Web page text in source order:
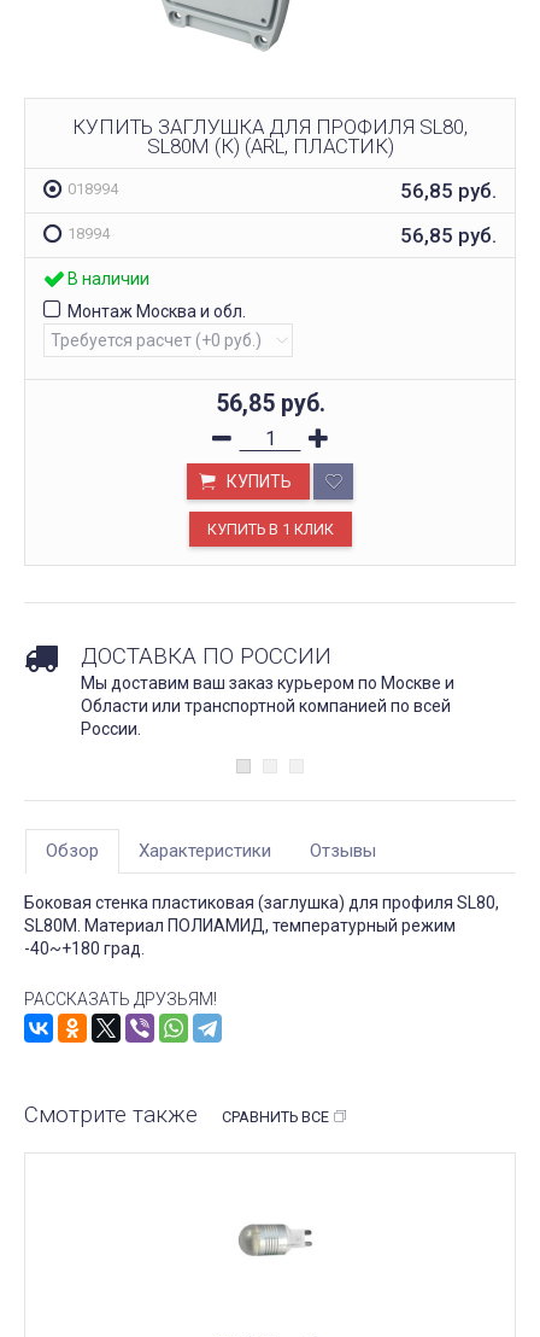
КУПИТЬ ЗАГЛУШКА ДЛЯ ПРОФИЛЯ SL80,
SL80M (К) (ARL, ПЛАСТИК)
018994 56,85 руб.
18994 56,85 руб.
В наличии
Монтаж Москва и обл.
56,85 руб.
КУПИТЬ
ДОСТАВКА ПО РОССИИ
Мы доставим ваш заказ курьером по Москве и
Области или транспортной компанией по всей
России.
Обзор Характеристики Отзывы
Боковая стенка пластиковая (заглушка) для профиля SL80,
SL80M. Материал ПОЛИАМИД, температурный режим
-40~+180 град.
РАССКАЗАТЬ ДРУЗЬЯМ!
Смотрите также СРАВНИТЬ ВСЕ